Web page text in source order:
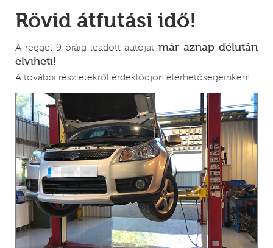
Rövid átfutási idő!
A reg­gel 9 órá­ig le­adott au­tó­ját már aznap délután
elviheti!
A to­váb­bi rész­le­tek­ről ér­dek­lőd­jön el­ér­he­tő­sé­ge­in­ken!